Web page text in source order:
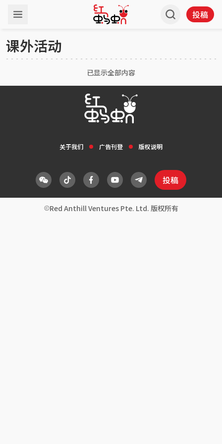
投稿
课外活动
已显示全部内容
关于我们 广告刊登 版权说明
投稿
Red Anthill Ventures Pte. Ltd. 版权所有